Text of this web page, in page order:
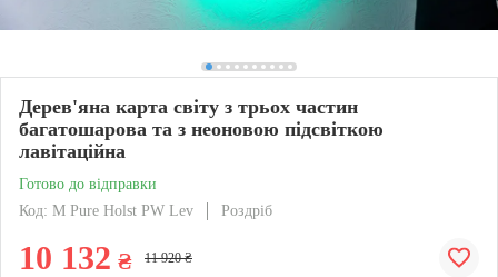
Дерев'яна карта світу з трьох частин
багатошарова та з неоновою підсвіткою
лавітаційна
Готово до відправки
Код: M Pure Holst PW Lev
Роздріб
10 132 ₴ 11 920 ₴